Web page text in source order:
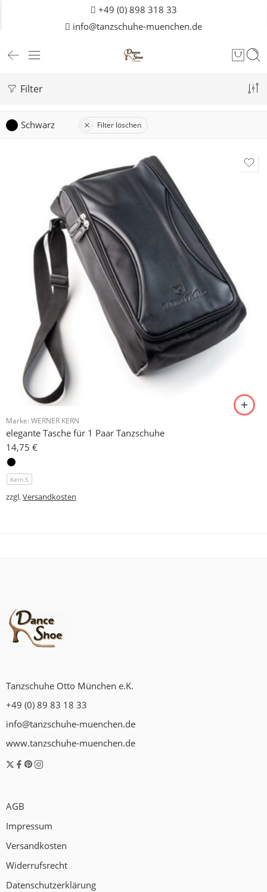
+49 (0) 898 318 33
info@tanzschuhe-muenchen.de
Filter
Schwarz Filter löschen
Marke: WERNER KERN
elegante Tasche für 1 Paar Tanzschuhe
14,75 €
Kern.5
zzgl.Versandkosten
Tanzschuhe Otto München e.K.
+49 (0) 89 83 18 33
info@tanzschuhe-muenchen.de
www.tanzschuhe-muenchen.de
AGB
Impressum
Versandkosten
Widerrufsrecht
Datenschutzerklärung